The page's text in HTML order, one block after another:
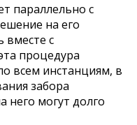
параллельно с
на его
вместе с
процедура
всем инстанциям, в
забора
него могут долго